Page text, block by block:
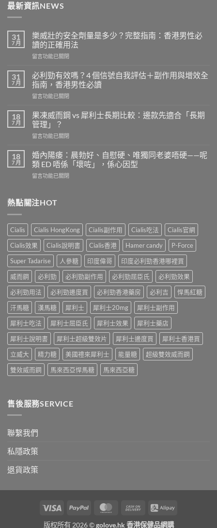
最新資訊NEWS
31
7 月
樂威壯的安全劑量是多少？完整指南：香港男性必
讀的正確用法
在
威
壯
的
安
劑
量
是
多
完
整
南：
男
讀
的
正
確
用
法〉
留言功能已關閉
31
7 月
必利勁有效嗎？4 個信號自我評估＋副作用與增效全
指南，香港男性必讀
在
利
勁
有
效
4
個
信
號
評
副
作
用
與
增
效
指
南，
香
男
性
必
讀〉
留言功能已關閉
18
7 月
果凍威而鋼 vs 犀利士長期比較：邊款先適合「長期
管理」？
在
凍
威
而
鋼
利
期
比
較：
邊
款
先
合
「長
期
理」？〉
中
留言功能已關閉
18
7 月
婚內陽痿：晨勃好、自慰硬、唯獨同老婆唔硬——呢
類 ED 唔係「壞咗」，係心因型
在
陽
痿：
勃
好、
自
慰
硬、
唯
同
老
婆
硬
——
呢
類
ED
係
「壞
心
因
留言功能已關閉
熱點關注HOT
Cialis Cialis HongKong Cialis副作用 Cialis吃法
Cialis官網
Cialis效果
Cialis說明書 Cialis香港 Hamer candy
P-Force
Super Tadarise
人參糖 印度偉哥
印度必利勁香港哪裡買
威而鋼
必利勁 必利勁副作用 必利勁屈臣氏
必利勁效果
必利勁用法
必利勁邊度買 必利勁香港藥房 必利吉
悍馬紅糖
汗馬糖
漢馬糖 犀利士 犀利士20mg
犀利士副作用
犀利士吃法
犀利士屈臣氏 犀利士效果
犀利士藥店
犀利士說明書
犀利士超級雙效片 犀利士邊度買
犀利士香港買
立威大
精力糖 美國禮來犀利士 能量糖
超級雙效威而鋼
雙效威而鋼
馬來西亞悍馬糖 馬來西亞糖
售後服務SERVICE
聯繫我們
私隱政策
退貨政策
Visa PayPal MasterCardCash
Alipay
版权所有 2026 ©golove.hk 香港保健品網購